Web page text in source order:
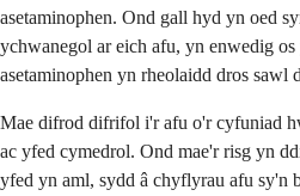
asetaminophen. Ond gall hyd yn oed
ychwanegol ar eich afu, yn enwedig
asetaminophen yn rheolaidd dros sawl
Mae difrod difrifol i'r afu o'r cyfuniad
ac yfed cymedrol. Ond mae'r risg yn
yfed yn aml, sydd â chyflyrau afu sy'n